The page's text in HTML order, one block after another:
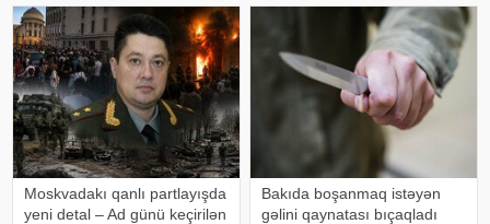
Əkrəm Yaqub oğlu Baxşıyev idarə
etdiyi "Toyota" markalı avtomobill
ərazisində minaya düşüb. Hadisə
Moskvadakı qanlı partlayışda
yeni detal – Ad günü keçirilən
Bakıda boşanmaq istəyən
gəlini qaynatası bıçaqladı